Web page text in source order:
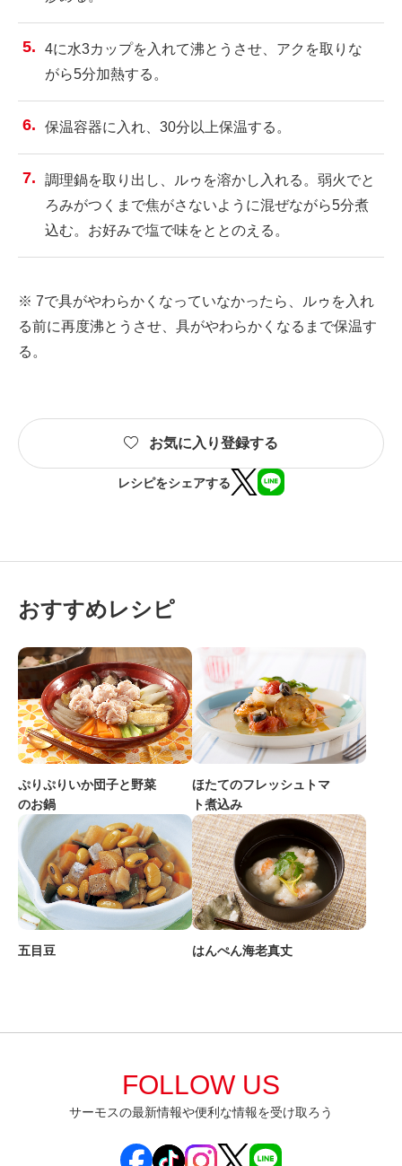
4に水3カップを入れて沸とうさせ、アクを取りな
がら5分加熱する。
保温容器に入れ、30分以上保温する。
調理鍋を取り出し、ルゥを溶かし入れる。弱火でと
ろみがつくまで焦がさないように混ぜながら5分煮
込む。お好みで塩で味をととのえる。
※ 7で具がやわらかくなっていなかったら、ルゥを入れ
る前に再度沸とうさせ、具がやわらかくなるまで保温す
る。
お気に入り登録する
レシピをシェアする
おすすめレシピ
ぷりぷりいか団子と野菜
のお鍋
ほたてのフレッシュトマ
ト煮込み
五目豆 はんぺん海老真丈
FOLLOW US
サーモスの最新情報や便利な情報を受け取ろう